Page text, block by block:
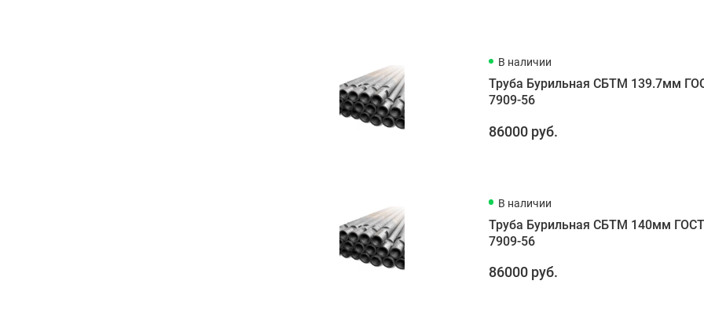
В наличии
Труба Бурильная СБТМ 139.7мм
7909-56
86000 руб.
В наличии
Труба Бурильная СБТМ 140мм
7909-56
86000 руб.